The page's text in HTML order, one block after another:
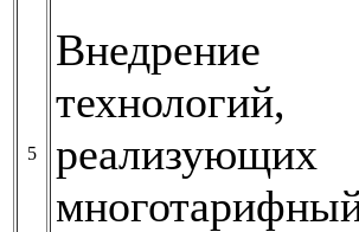
5
Внедрение
технологий,
реализующих